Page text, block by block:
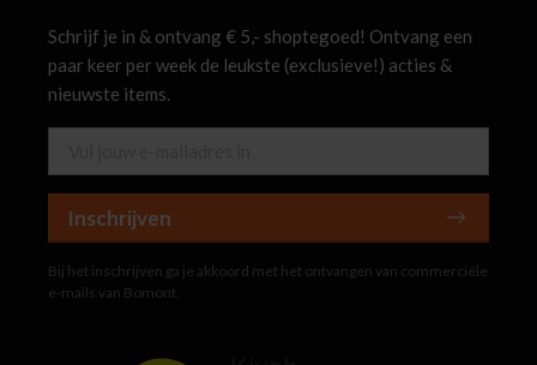
Schrijf je in & ontvang € 5,- shoptegoed! Ontvang een
paar keer per week de leukste (exclusieve!) acties &
nieuwste items.
Inschrijven
Bij het inschrijven ga je akkoord met het ontvangen van commerciële
e-mails van Bomont.